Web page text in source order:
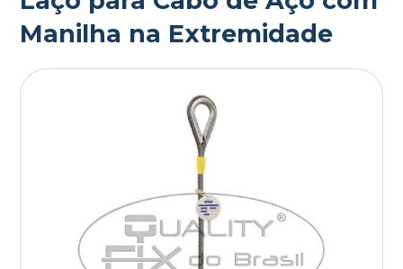
Manilha na Extremidade